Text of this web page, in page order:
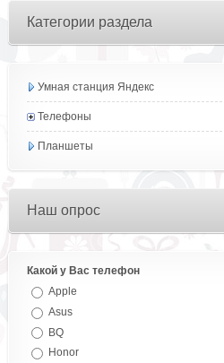
Категории раздела
Умная станция Яндекс
Телефоны
Планшеты
Наш опрос
Какой у Вас телефон
Apple
Asus
BQ
Honor